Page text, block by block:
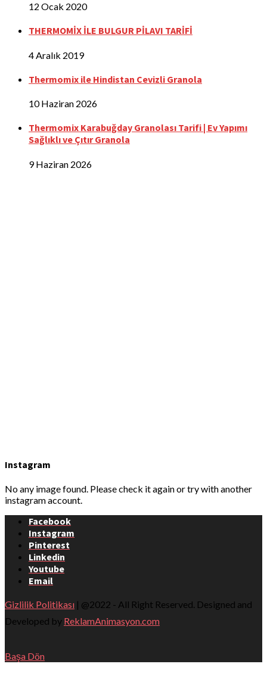
12 Ocak 2020
THERMOMİX İLE BULGUR PİLAVI TARİFİ
4 Aralık 2019
Thermomix ile Hindistan Cevizli Granola
10 Haziran 2026
Thermomix Karabuğday Granolası Tarifi | Ev Yapımı
Sağlıklı ve Çıtır Granola
9 Haziran 2026
Instagram
No any image found. Please check it again or try with another
instagram account.
Facebook
Instagram
Pinterest
Linkedin
Youtube
Email
Gizlilik Politikası | @2022 - All Right Reserved. Designed and
Developed by ReklamAnimasyon.com
Başa Dön